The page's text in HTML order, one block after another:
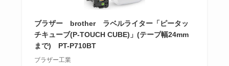
ブラザー brother ラベルライター「ピータッ
チキューブ(P-TOUCH CUBE)」(テープ幅24mm
まで) PT-P710BT
ブラザー工業